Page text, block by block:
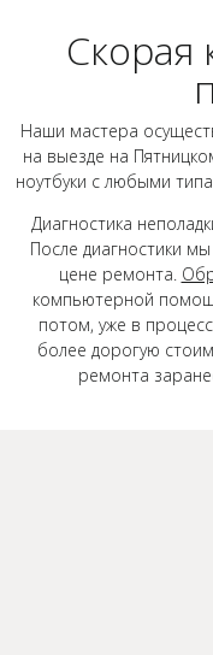
Скорая
Наши мастера
на выезде на
ноутбуки с любыми
Диагностика
После диагностики
цене ремонта.
компьютерной
потом, уже в
более дорогую
ремонта